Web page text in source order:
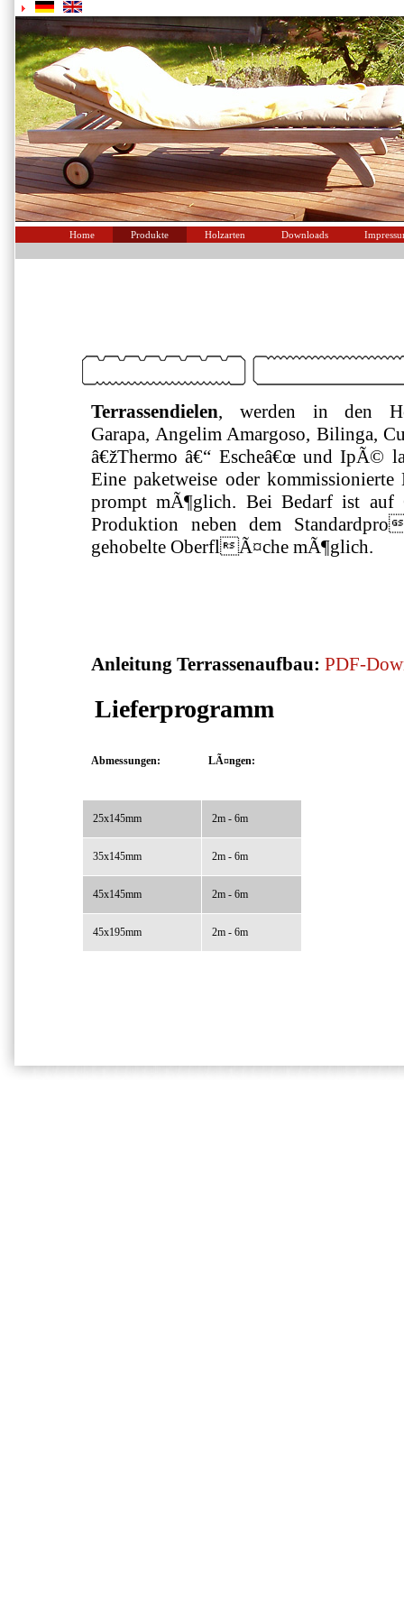
Home Produkte Holzarten Downloads
Terrassendielen, werden in den
Garapa, Angelim Amargoso, Bilinga,
â€žThermo â€“ Escheâ€œ und IpÃ©
Eine paketweise oder
prompt mÃ¶glich. Bei Bedarf ist auf
Produktion neben dem
gehobelte OberflÃ¤che mÃ¶glich.
Anleitung Terrassenaufbau: PDF-
Lieferprogramm
Abmessungen: LÃ¤ngen:
25x145mm 2m - 6m
35x145mm 2m - 6m
45x145mm 2m - 6m
45x195mm 2m - 6m